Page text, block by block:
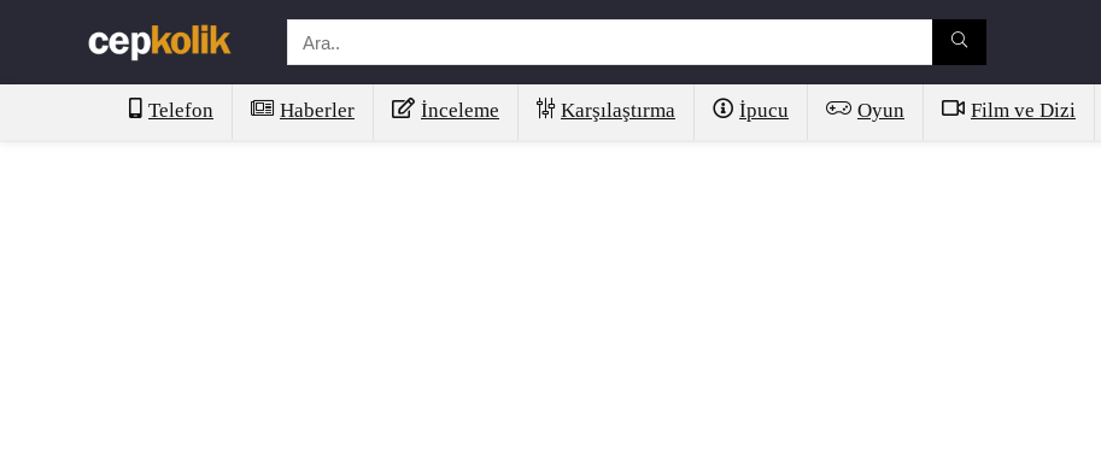
Telefon Haberler İnceleme Karşılaştırma İpucu Oyun Film ve Dizi